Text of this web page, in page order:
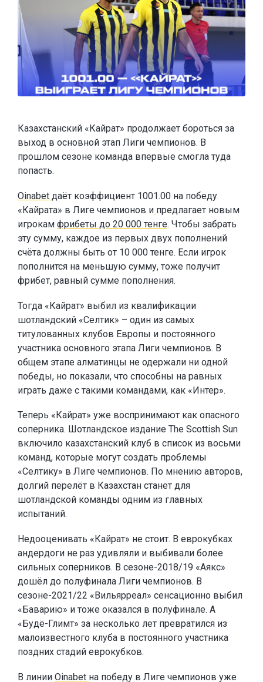
Казахстанский «Кайрат» продолжает бороться за
выход в основной этап Лиги чемпионов. В
прошлом сезоне команда впервые смогла туда
попасть.
Oinabet даёт коэффициент 1001.00 на победу
«Кайрата» в Лиге чемпионов и предлагает новым
игрокам фрибеты до 20 000 тенге. Чтобы забрать
эту сумму, каждое из первых двух пополнений
счёта должны быть от 10 000 тенге. Если игрок
пополнится на меньшую сумму, тоже получит
фрибет, равный сумме пополнения.
Тогда «Кайрат» выбил из квалификации
шотландский «Селтик» – один из самых
титулованных клубов Европы и постоянного
участника основного этапа Лиги чемпионов. В
общем этапе алматинцы не одержали ни одной
победы, но показали, что способны на равных
играть даже с такими командами, как «Интер».
Теперь «Кайрат» уже воспринимают как опасного
соперника. Шотландское издание The Scottish Sun
включило казахстанский клуб в список из восьми
команд, которые могут создать проблемы
«Селтику» в Лиге чемпионов. По мнению авторов,
долгий перелёт в Казахстан станет для
шотландской команды одним из главных
испытаний.
Недооценивать «Кайрат» не стоит. В еврокубках
андердоги не раз удивляли и выбивали более
сильных соперников. В сезоне-2018/19 «Аякс»
дошёл до полуфинала Лиги чемпионов. В
сезоне-2021/22 «Вильярреал» сенсационно выбил
«Баварию» и тоже оказался в полуфинале. А
«Будё-Глимт» за несколько лет превратился из
малоизвестного клуба в постоянного участника
поздних стадий еврокубков.
В линии Oinabet на победу в Лиге чемпионов уже